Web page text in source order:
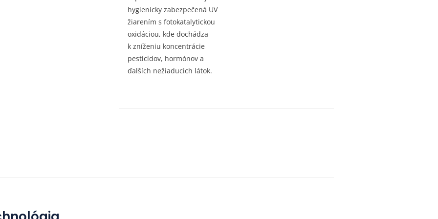
hygienicky zabezpečená UV
žiarením s fotokatalytickou
oxidáciou, kde dochádza
k zníženiu koncentrácie
pesticídov, hormónov a
ďalších nežiaducich látok.